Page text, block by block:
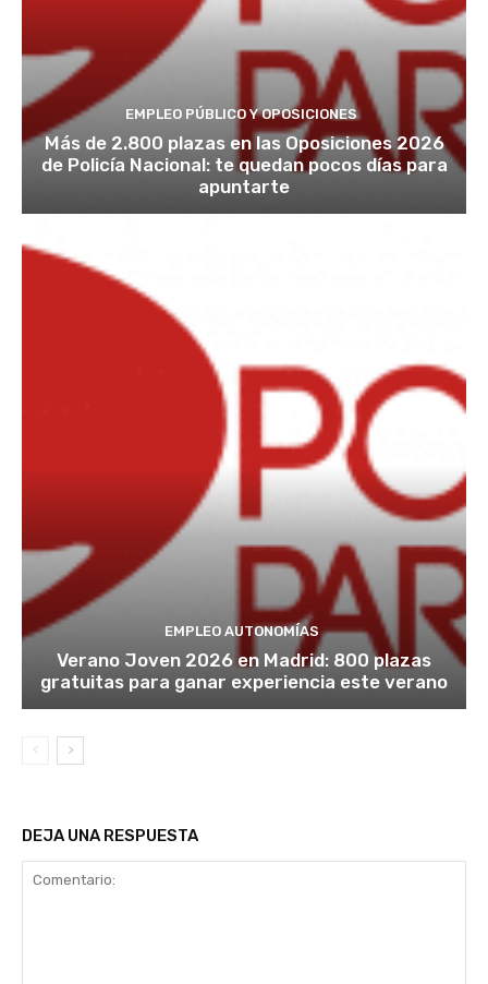
EMPLEO PÚBLICO Y OPOSICIONES
Más de 2.800 plazas en las Oposiciones 2026
de Policía Nacional: te quedan pocos días para
apuntarte
EMPLEO AUTONOMÍAS
Verano Joven 2026 en Madrid: 800 plazas
gratuitas para ganar experiencia este verano
DEJA UNA RESPUESTA